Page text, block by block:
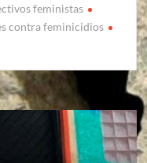
feministas
contra feminicidios